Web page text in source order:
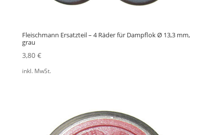
Fleischmann Ersatzteil – 4 Räder für Dampflok Ø 13,3 mm,
grau
3,80 €
inkl. MwSt.